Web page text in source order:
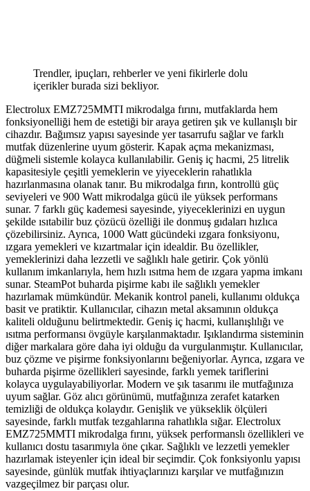
Trendler, ipuçları, rehberler ve yeni fikirlerle dolu
içerikler burada sizi bekliyor.
Electrolux EMZ725MMTI mikrodalga fırını, mutfaklarda hem
fonksiyonelliği hem de estetiği bir araya getiren şık ve kullanışlı bir
cihazdır. Bağımsız yapısı sayesinde yer tasarrufu sağlar ve farklı
mutfak düzenlerine uyum gösterir. Kapak açma mekanizması,
düğmeli sistemle kolayca kullanılabilir. Geniş iç hacmi, 25 litrelik
kapasitesiyle çeşitli yemeklerin ve yiyeceklerin rahatlıkla
hazırlanmasına olanak tanır. Bu mikrodalga fırın, kontrollü güç
seviyeleri ve 900 Watt mikrodalga gücü ile yüksek performans
sunar. 7 farklı güç kademesi sayesinde, yiyeceklerinizi en uygun
şekilde ısıtabilir buz çözücü özelliği ile donmuş gıdaları hızlıca
çözebilirsiniz. Ayrıca, 1000 Watt gücündeki ızgara fonksiyonu,
ızgara yemekleri ve kızartmalar için idealdir. Bu özellikler,
yemeklerinizi daha lezzetli ve sağlıklı hale getirir. Çok yönlü
kullanım imkanlarıyla, hem hızlı ısıtma hem de ızgara yapma imkanı
sunar. SteamPot buharda pişirme kabı ile sağlıklı yemekler
hazırlamak mümkündür. Mekanik kontrol paneli, kullanımı oldukça
basit ve pratiktir. Kullanıcılar, cihazın metal aksamının oldukça
kaliteli olduğunu belirtmektedir. Geniş iç hacmi, kullanışlılığı ve
ısıtma performansı övgüyle karşılanmaktadır. Işıklandırma sisteminin
diğer markalara göre daha iyi olduğu da vurgulanmıştır. Kullanıcılar,
buz çözme ve pişirme fonksiyonlarını beğeniyorlar. Ayrıca, ızgara ve
buharda pişirme özellikleri sayesinde, farklı yemek tariflerini
kolayca uygulayabiliyorlar. Modern ve şık tasarımı ile mutfağınıza
uyum sağlar. Göz alıcı görünümü, mutfağınıza zerafet katarken
temizliği de oldukça kolaydır. Genişlik ve yükseklik ölçüleri
sayesinde, farklı mutfak tezgahlarına rahatlıkla sığar. Electrolux
EMZ725MMTI mikrodalga fırını, yüksek performanslı özellikleri ve
kullanıcı dostu tasarımıyla öne çıkar. Sağlıklı ve lezzetli yemekler
hazırlamak isteyenler için ideal bir seçimdir. Çok fonksiyonlu yapısı
sayesinde, günlük mutfak ihtiyaçlarınızı karşılar ve mutfağınızın
vazgeçilmez bir parçası olur.